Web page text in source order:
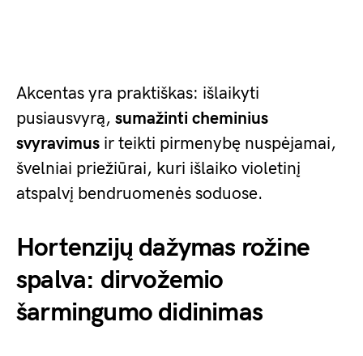
Akcentas yra praktiškas: išlaikyti
pusiausvyrą, sumažinti cheminius
svyravimus ir teikti pirmenybę nuspėjamai,
švelniai priežiūrai, kuri išlaiko violetinį
atspalvį bendruomenės soduose.
Hortenzijų dažymas rožine
spalva: dirvožemio
šarmingumo didinimas